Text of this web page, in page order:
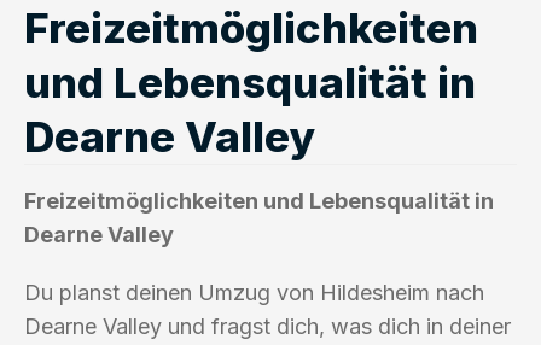
Freizeitmöglichkeiten
und Lebensqualität in
Dearne Valley
Freizeitmöglichkeiten und Lebensqualität in
Dearne Valley
Du planst deinen Umzug von Hildesheim nach
Dearne Valley und fragst dich, was dich in deiner